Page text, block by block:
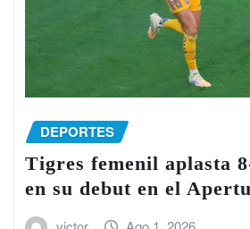
DEPORTES
Tigres femenil aplasta
en su debut en el